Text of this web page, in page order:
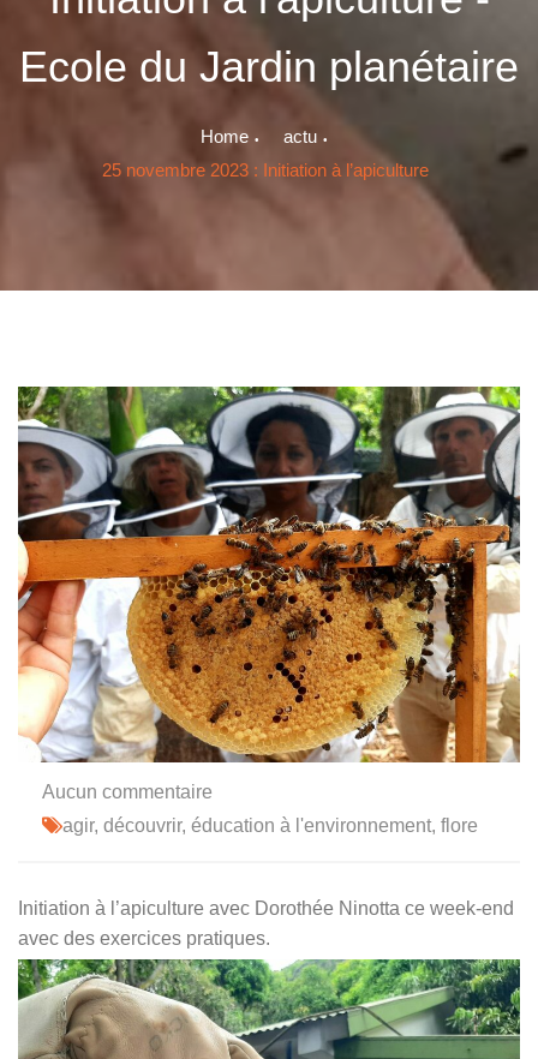
Ecole du Jardin planétaire
Home
actu
25 novembre 2023 : Initiation à l’apiculture
Aucun commentaire
agir, découvrir, éducation à l'environnement, flore
Initiation à l’apiculture avec Dorothée Ninotta ce week-end
avec des exercices pratiques.